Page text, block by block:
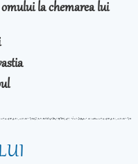
la chemarea lui